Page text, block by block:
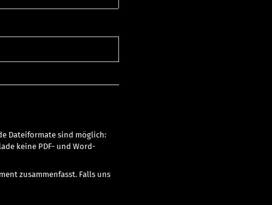
Dateiformate sind möglich:
keine PDF- und Word-
zusammenfasst. Falls uns